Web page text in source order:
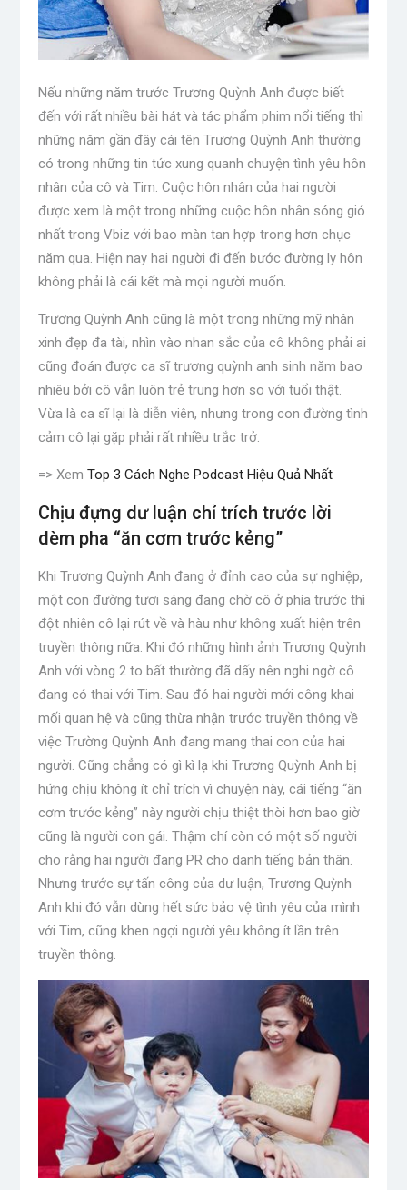
Nếu những năm trước Trương Quỳnh Anh được biết
đến với rất nhiều bài hát và tác phẩm phim nổi tiếng thì
những năm gần đây cái tên Trương Quỳnh Anh thường
có trong những tin tức xung quanh chuyện tình yêu hôn
nhân của cô và Tim. Cuộc hôn nhân của hai người
được xem là một trong những cuộc hôn nhân sóng gió
nhất trong Vbiz với bao màn tan hợp trong hơn chục
năm qua. Hiện nay hai người đi đến bước đường ly hôn
không phải là cái kết mà mọi người muốn.
Trương Quỳnh Anh cũng là một trong những mỹ nhân
xinh đẹp đa tài, nhìn vào nhan sắc của cô không phải ai
cũng đoán được ca sĩ trương quỳnh anh sinh năm bao
nhiêu bởi cô vẫn luôn trẻ trung hơn so với tuổi thật.
Vừa là ca sĩ lại là diễn viên, nhưng trong con đường tình
cảm cô lại gặp phải rất nhiều trắc trở.
=> Xem Top 3 Cách Nghe Podcast Hiệu Quả Nhất
Chịu đựng dư luận chỉ trích trước lời
dèm pha “ăn cơm trước kẻng”
Khi Trương Quỳnh Anh đang ở đỉnh cao của sự nghiệp,
một con đường tươi sáng đang chờ cô ở phía trước thì
đột nhiên cô lại rút về và hàu như không xuất hiện trên
truyền thông nữa. Khi đó những hình ảnh Trương Quỳnh
Anh với vòng 2 to bất thường đã dấy nên nghi ngờ cô
đang có thai với Tim. Sau đó hai người mới công khai
mối quan hệ và cũng thừa nhận trước truyền thông về
việc Trường Quỳnh Anh đang mang thai con của hai
người. Cũng chẳng có gì kì lạ khi Trương Quỳnh Anh bị
hứng chịu không ít chỉ trích vì chuyện này, cái tiếng “ăn
cơm trước kẻng” này người chịu thiệt thòi hơn bao giờ
cũng là người con gái. Thậm chí còn có một số người
cho rằng hai người đang PR cho danh tiếng bản thân.
Nhưng trước sự tấn công của dư luận, Trương Quỳnh
Anh khi đó vẫn dùng hết sức bảo vệ tình yêu của mình
với Tim, cũng khen ngợi người yêu không ít lần trên
truyền thông.